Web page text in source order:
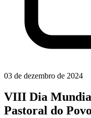
03 de dezembro de 2024
VIII Dia
Pastoral do